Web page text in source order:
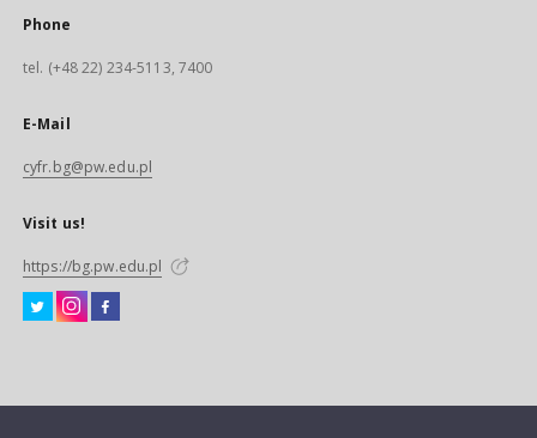
Phone
tel. (+48 22) 234-5113, 7400
E-Mail
cyfr.bg@pw.edu.pl
Visit us!
https://bg.pw.edu.pl